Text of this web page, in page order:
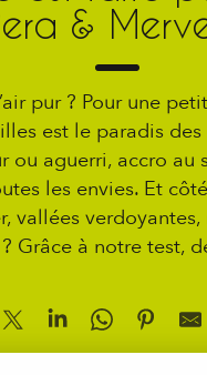
&
pur ? Pour une
est le paradis
ou aguerri, accro
les envies. Et
vallées
Grâce à notre test,